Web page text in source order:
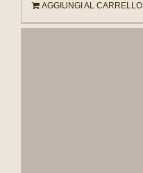
AGGIUNGI AL CARRELLO